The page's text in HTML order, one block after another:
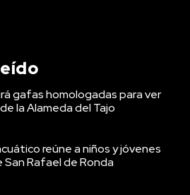
gafas homologadas para ver
la Alameda del Tajo
reúne a niños y jóvenes
San Rafael de Ronda